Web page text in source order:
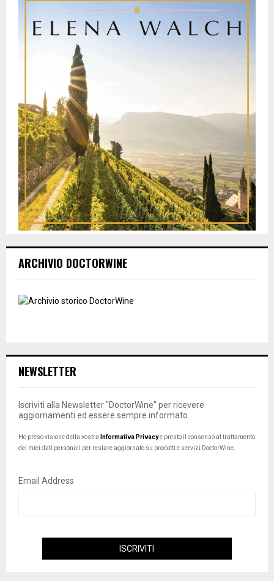
ARCHIVIO DOCTORWINE
NEWSLETTER
Iscriviti alla Newsletter "DoctorWine" per ricevere
aggiornamenti ed essere sempre informato.
Ho preso visione della vostra Informativa Privacye presto il consenso al trattamento
dei miei dati personali per restare aggiornato su prodotti e servizi DoctorWine.
Email Address